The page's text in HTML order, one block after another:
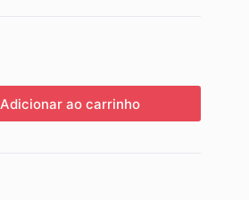
Adicionar ao carrinho